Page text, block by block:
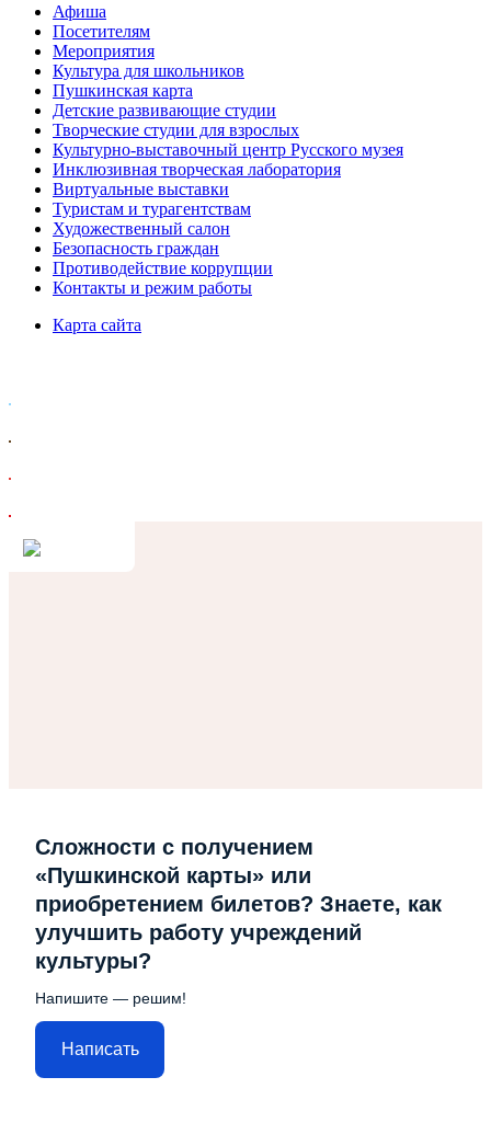
Афиша
Посетителям
Мероприятия
Культура для школьников
Пушкинская карта
Детские развивающие студии
Творческие студии для взрослых
Культурно-выставочный центр Русского музея
Инклюзивная творческая лаборатория
Виртуальные выставки
Туристам и турагентствам
Художественный салон
Безопасность граждан
Противодействие коррупции
Контакты и режим работы
Карта сайта
Сложности с получением
«Пушкинской карты» или
приобретением билетов? Знаете, как
улучшить работу учреждений
культуры?
Напишите — решим!
Написать